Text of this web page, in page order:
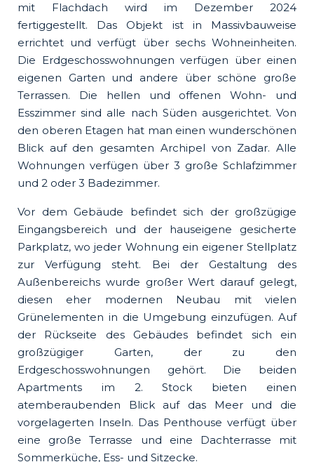
mit Flachdach wird im Dezember 2024
fertiggestellt. Das Objekt ist in Massivbauweise
errichtet und verfügt über sechs Wohneinheiten.
Die Erdgeschosswohnungen verfügen über einen
eigenen Garten und andere über schöne große
Terrassen. Die hellen und offenen Wohn- und
Esszimmer sind alle nach Süden ausgerichtet. Von
den oberen Etagen hat man einen wunderschönen
Blick auf den gesamten Archipel von Zadar. Alle
Wohnungen verfügen über 3 große Schlafzimmer
und 2 oder 3 Badezimmer.
Vor dem Gebäude befindet sich der großzügige
Eingangsbereich und der hauseigene gesicherte
Parkplatz, wo jeder Wohnung ein eigener Stellplatz
zur Verfügung steht. Bei der Gestaltung des
Außenbereichs wurde großer Wert darauf gelegt,
diesen eher modernen Neubau mit vielen
Grünelementen in die Umgebung einzufügen. Auf
der Rückseite des Gebäudes befindet sich ein
großzügiger Garten, der zu den
Erdgeschosswohnungen gehört. Die beiden
Apartments im 2. Stock bieten einen
atemberaubenden Blick auf das Meer und die
vorgelagerten Inseln. Das Penthouse verfügt über
eine große Terrasse und eine Dachterrasse mit
Sommerküche, Ess- und Sitzecke.